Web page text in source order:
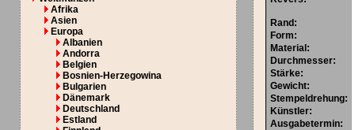
Afrika
Asien
Europa
Albanien
Andorra
Belgien
Bosnien-Herzegowina
Bulgarien
Dänemark
Deutschland
Estland
Rand :
Form:
Material :
Durchmesser:
Stärke:
Gewicht:
Stempeldrehung:
Künstler:
Ausgabetermin: